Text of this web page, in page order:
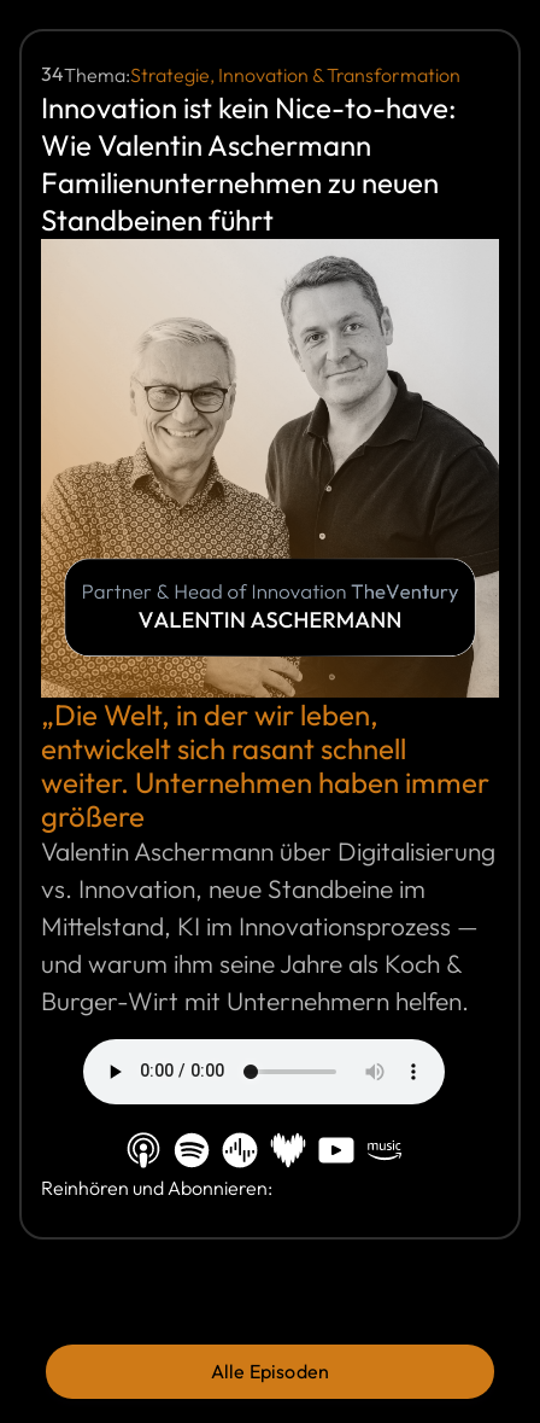
34Thema:Strategie, Innovation & Transformation
Innovation ist kein Nice-to-have:
Wie Valentin Aschermann
Familienunternehmen zu neuen
Standbeinen führt
„Die Welt, in der wir leben,
entwickelt sich rasant schnell
weiter. Unternehmen haben immer
größere
Valentin Aschermann über Digitalisierung
vs. Innovation, neue Standbeine im
Mittelstand, KI im Innovationsprozess —
und warum ihm seine Jahre als Koch &
Burger-Wirt mit Unternehmern helfen.
Reinhören und Abonnieren:
Alle Episoden